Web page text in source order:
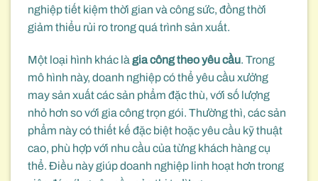
nghiệp tiết kiệm thời gian và công sức, đồng thời
giảm thiểu rủi ro trong quá trình sản xuất.
Một loại hình khác là gia công theo yêu cầu. Trong
mô hình này, doanh nghiệp có thể yêu cầu xưởng
may sản xuất các sản phẩm đặc thù, với số lượng
nhỏ hơn so với gia công trọn gói. Thường thì, các sản
phẩm này có thiết kế đặc biệt hoặc yêu cầu kỹ thuật
cao, phù hợp với nhu cầu của từng khách hàng cụ
thể. Điều này giúp doanh nghiệp linh hoạt hơn trong